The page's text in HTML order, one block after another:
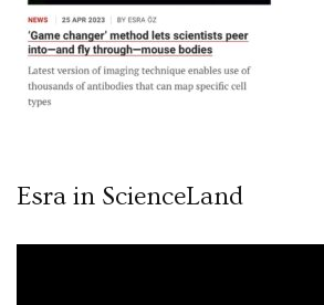
Esra in ScienceLand